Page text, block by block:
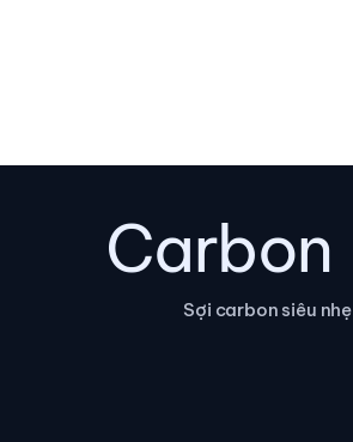
Carbon
Sợi carbon siêu nhẹ